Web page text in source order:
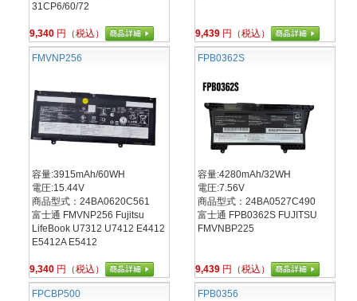
31CP6/60/72
9,340 円（税込） 9,439 円（税込）
FMVNP256
容量:3915mAh/60WH
電圧:15.44V
商品型式：24BA0620C561
富士通 FMVNP256 Fujitsu
LifeBook U7312 U7412 E4412
E5412A E5412
9,340 円（税込）
FPB0362S
容量:4280mAh/32WH
電圧:7.56V
商品型式：24BA0527C490
富士通 FPB0362S FUJITSU
FMVNBP225
9,439 円（税込）
FPCBP500 FPB0356